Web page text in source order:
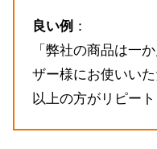
良い例 ：
「弊社の商品は一
ザー様にお使いい
以上の方がリピート